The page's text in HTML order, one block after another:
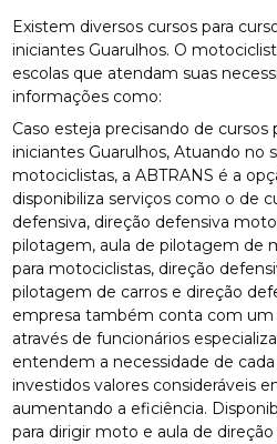
Existem diversos cursos para
iniciantes Guarulhos. O
escolas que atendam suas
informações como:
Caso esteja precisando de cursos
iniciantes Guarulhos, Atuando no
motociclistas, a ABTRANS é a
disponibiliza serviços como o de
defensiva, direção defensiva
pilotagem, aula de pilotagem de
para motociclistas, direção
pilotagem de carros e direção
empresa também conta com
através de funcionários
entendem a necessidade de
investidos valores consideráveis
aumentando a eficiência.
para dirigir moto e aula de